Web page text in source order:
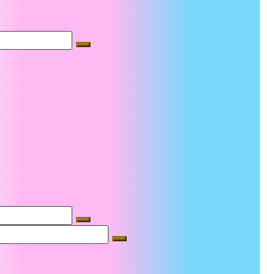
Suche
Suche
Suche